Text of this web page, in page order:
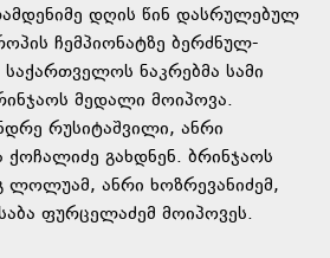
დღის წინ დასრულებულ
ჩემპიონატზე ბერძნულ-
ნაკრებმა სამი
მედალი მოიპოვა.
რუსიტაშვილი, ანრი
გახდნენ. ბრინჯაოს
ლოლუამ, ანრი ხოზრევანიძემ,
ფურცელაძემ მოიპოვეს.